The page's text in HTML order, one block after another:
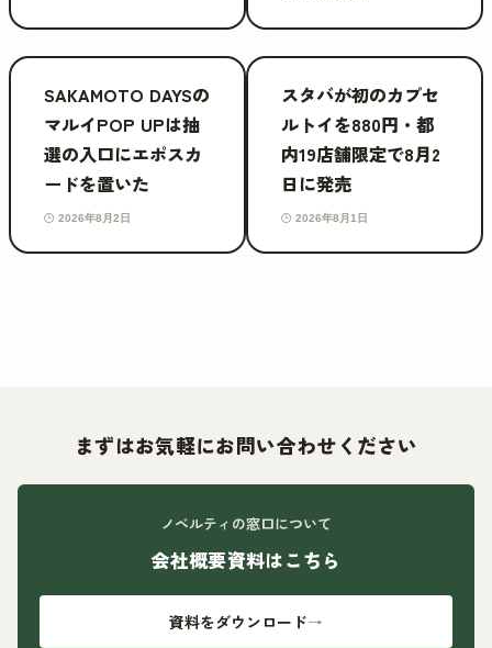
SAKAMOTO DAYSの
マルイPOP UPは抽
選の入口にエポスカ
ードを置いた
2026年8月2日
スタバが初のカプセ
ルトイを880円・都
内19店舗限定で8月2
日に発売
2026年8月1日
まずはお気軽にお問い合わせください
ノベルティの窓口について
会社概要資料はこちら
資料をダウンロード→